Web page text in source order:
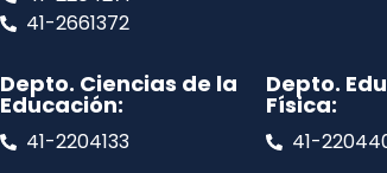
41-2661372
Depto. Ciencias de la
Educación:
41-2204133
Depto.
Física:
41-